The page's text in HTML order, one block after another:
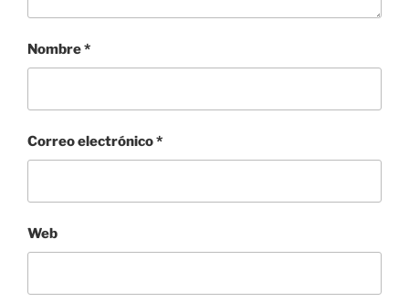
Nombre*
Correo electrónico*
Web